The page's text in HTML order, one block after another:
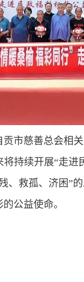
市慈善总会相
持续开展“走
、救孤、济困”
公益使命。